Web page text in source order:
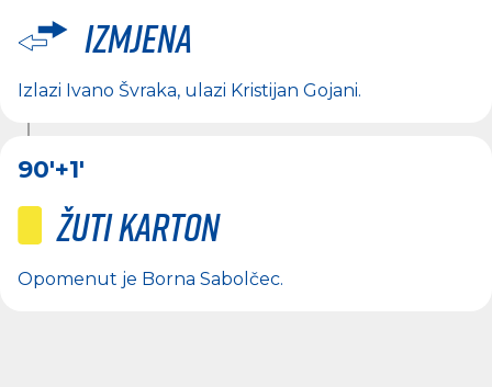
Izmjena
Izlazi Ivano Švraka, ulazi Kristijan Gojani.
90'+1'
Žuti karton
Opomenut je Borna Sabolčec.